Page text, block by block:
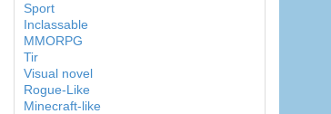
Sport
Inclassable
MMORPG
Tir
Visual novel
Rogue-Like
Minecraft-like